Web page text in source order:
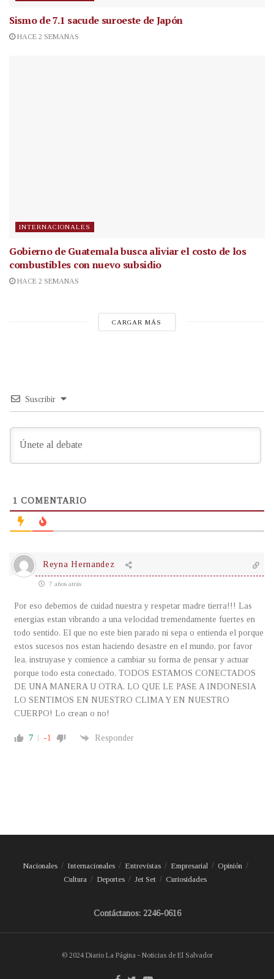
Sismo de 7.1 sacude suroeste de Japón
HACE 2 SEMANAS
INTERNACIONALES
Gobierno de Guatemala busca aliviar el costo de los
combustibles con nuevo subsidio
HACE 2 SEMANAS
CARGAR MÁS
Suscribir
1 COMENTARIO
Reyna Hernandez
7 años atrás
Por eso debemos de cuidad nuestra y respetar madre tierra!!! Las
energias estan vibrando a una velocidad tremendamente fuertes en
todo sentido. El que no este bien parado ni sepa o entienda el porque
estos sucesos nos estan haciendo desastre en el mundo, por favor
lea, instruyase y comience a cambiar su forma de pensar y actuar
porque todo esta conectado, TODOS ESTAMOS CONECTADOS
DE UNA MANERA U OTRA, LO QUE LE PASE A INDONESIA
LO SENTIMOS EN NUESTRO CLIMA Y EN NUESTRO
CUERPO! Lo crean o no!
7 -1 Responder
Nacionales Internacionales Entrevistas Empresarial
Opinión
Cultura
Deportes Jet Set Curiosidades
Contáctanos: 2246-0616
© 2024 Diario La Página - Noticias de El Salvador